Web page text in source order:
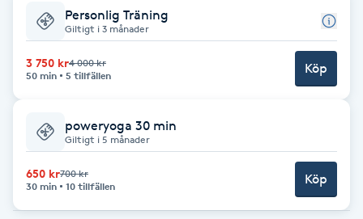
Fet hårbotten
Fibromassage
Fillers
Fotmassage
Personlig Träning
Giltigt i 3 månader
3 750 kr4 000 kr
50 min
5 tillfällen Köp
poweryoga 30 min
Giltigt i 5 månader
650 kr700 kr
30 min
10 tillfällen Köp